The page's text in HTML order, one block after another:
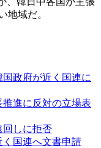
地域だ。
国政府が近く国連に
進に反対の立場表
しに拒否
国連へ文書申請